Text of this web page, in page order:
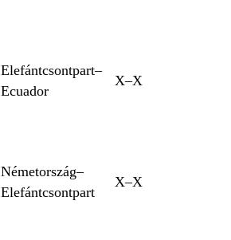
Elefántcsontpart–
Ecuador
X–X
Németország–
Elefántcsontpart
X–X